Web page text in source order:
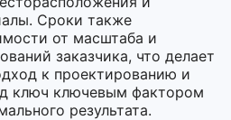
Сроки также
от масштаба и
заказчика, что делает
к проектированию и
ключ ключевым фактором
результата.